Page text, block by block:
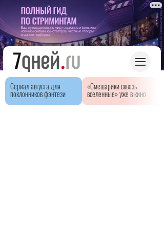
Сериал августа для
поклонников фэнтези
«Смешарики сквозь
вселенные» уже в кино